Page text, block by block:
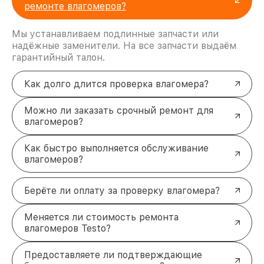
Ремонт корпуса. Устранение трещин, сколов
устройства к точным измерениям с учётом
всех технических параметров.
Эффективное восстановление
влагомеров Testo в Москве
Обращение в специализированный сервисный
центр позволяет не только восстановить
работоспособность устройства, но и продлить
срок его эксплуатации. Наши специалисты
обладают необходимым опытом и оборудованием
для решения любых задач, связанных с ремонтом
влагомеров Testo. Чтобы заказать ремонт,
уточнить стоимость или получить консультацию,
свяжитесь с нами по телефону +7 (495) 152-68-30
или посетите наш офис по адресу улица
Сущёвский Вал, 5с1.
ремонте влагомеров?
Мы устанавливаем подлинные запчасти или
надёжные заменители. На все запчасти выдаём
гарантийный талон.
Как долго длится проверка влагомера?
Можно ли заказать срочный ремонт для
влагомеров?
Как быстро выполняется обслуживание
влагомеров?
Берёте ли оплату за проверку влагомера?
Меняется ли стоимость ремонта
влагомеров Testo?
Предоставляете ли подтверждающие